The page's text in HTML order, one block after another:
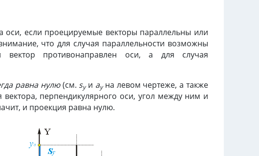
оси, если проецируемые векторы параллельны или
что для случая параллельности возможны
противонаправлен оси, а для случая
равна нулю(см. syи ayна левом чертеже, а также
перпендикулярного оси, угол между ним и
и проекция равна нулю.